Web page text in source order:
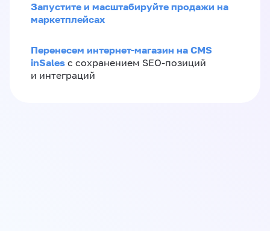
Запустите и масштабируйте продажи на
маркетплейсах
Перенесем интернет-магазин на CMS
inSales с сохранением SEO-позиций
и интеграций